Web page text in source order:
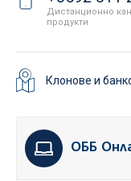
Дистанционно
продукти
Клонове и
ОББ